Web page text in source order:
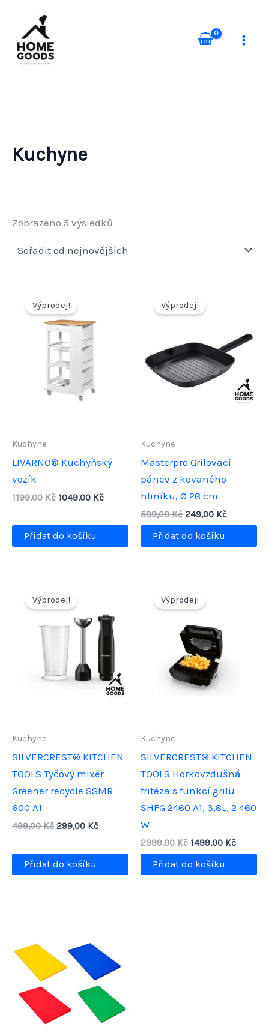
obsah
Kuchyne
Zobrazeno 5 výsledků
Výprodej!
Kuchyne
LIVARNO® Kuchyňský
vozík
1199,00Kč Původní
1199,00 Kč.
1049,00 KčAktuální
Přidat do košíku
Výprodej!
Kuchyne
Masterpro Grilovací
pánev z kovaného
hliníku, Ø 28 cm
599,00Kč Původní
cena
byla:
599,00 Kč.
249,00 KčAktuální
cena
249,00
Přidat do košíku
Výprodej!
Kuchyne
SILVERCREST® KITCHEN
TOOLS Tyčový mixér
Greener recycle SSMR
600 A1
499,00Kč Původní
499,00 Kč.
299,00 KčAktuální
Přidat do košíku
Výprodej!
Kuchyne
SILVERCREST® KITCHEN
TOOLS Horkovzdušná
fritéza s funkcí grilu
SHFG 2460 A1, 3,8L, 2 460
W
2999,00Kč Původní
cena
byla:
2999,00 Kč.
1499,00 Kč
cena
Přidat do košíku